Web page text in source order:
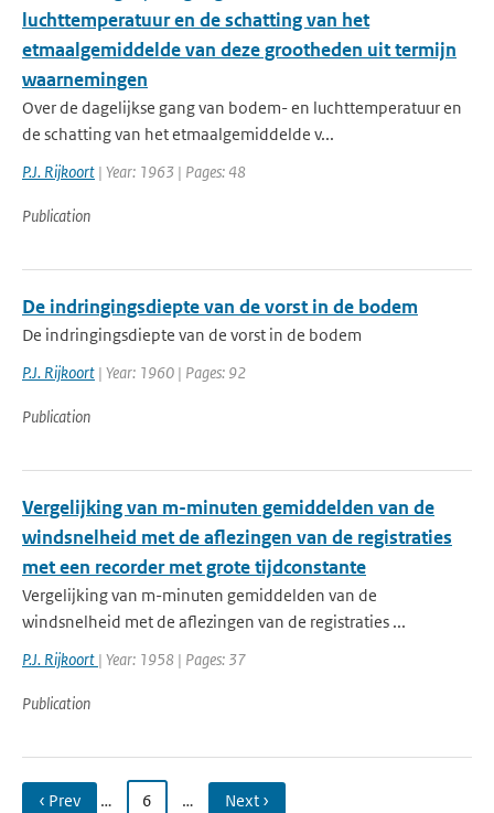
luchttemperatuur en de schatting van het
etmaalgemiddelde van deze grootheden uit termijn
waarnemingen
Over de dagelijkse gang van bodem- en luchttemperatuur en
de schatting van het etmaalgemiddelde v...
P.J. Rijkoort | Year: 1963 | Pages: 48
Publication
De indringingsdiepte van de vorst in de bodem
De indringingsdiepte van de vorst in de bodem
P.J. Rijkoort | Year: 1960 | Pages: 92
Publication
Vergelijking van m-minuten gemiddelden van de
windsnelheid met de aflezingen van de registraties
met een recorder met grote tijdconstante
Vergelijking van m-minuten gemiddelden van de
windsnelheid met de aflezingen van de registraties ...
P.J. Rijkoort | Year: 1958 | Pages: 37
Publication
‹ Prev … 6 … Next ›